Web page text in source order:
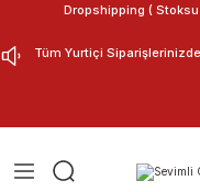
Dropshipping (
Tüm Yurtiçi